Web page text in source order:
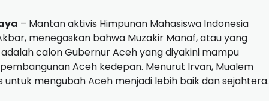
– Mantan aktivis Himpunan Mahasiswa Indonesia
menegaskan bahwa Muzakir Manaf, atau yang
calon Gubernur Aceh yang diyakini mampu
Aceh kedepan. Menurut Irvan, Mualem
untuk mengubah Aceh menjadi lebih baik dan sejahtera.